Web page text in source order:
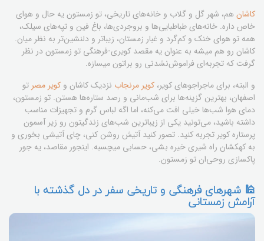
کاشان هم، شهر گل و گلاب و خانه‌های تاریخی، تو زمستون یه حال و هوای
خاص داره. خانه‌های طباطبایی‌ها و بروجردی‌ها، باغ فین و تپه‌های سیلک،
همه تو هوای خنک و کم‌گرد و غبار زمستان، زیباتر و دلنشین‌تر به نظر میان.
کاشان رو هم میشه به عنوان یه مقصد کویری-فرهنگی تو زمستون در نظر
گرفت که تجربه‌ای فراموش‌نشدنی رو براتون میسازه.
و البته، برای ماجراجوهای کویر، کویر مرنجاب نزدیک کاشان و کویر مصر تو
اصفهان، بهترین گزینه‌ها برای شب‌مانی و رصد ستاره‌ها هستن. تو زمستون،
دمای هوا شب‌ها خیلی افت می‌کنه، اما اگه لباس گرم و تجهیزات مناسب
داشته باشید، می‌تونید یکی از زیباترین شب‌های زندگیتون رو زیر آسمون
پرستاره کویر تجربه کنید. تصور کنید آتیش روشن کنی، چای آتیشی بخوری و
به کهکشان راه شیری خیره بشی، حسابی میچسبه. اینجور مقاصد، یه جور
پاکسازی روحی‌ان تو زمستون.
🕌 شهرهای فرهنگی و تاریخی سفر در دل گذشته با
آرامش زمستانی